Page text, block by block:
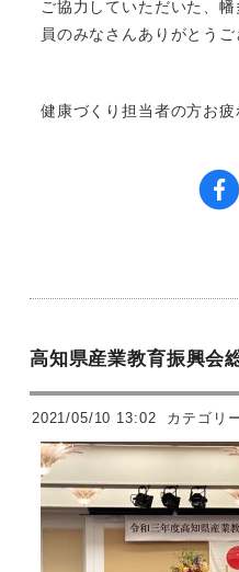
ご協力していただいた、
員のみなさんありがとうご
健康づくり担当者の方お疲
高知県産業教育振興会
2021/05/10 13:02 カテゴリ